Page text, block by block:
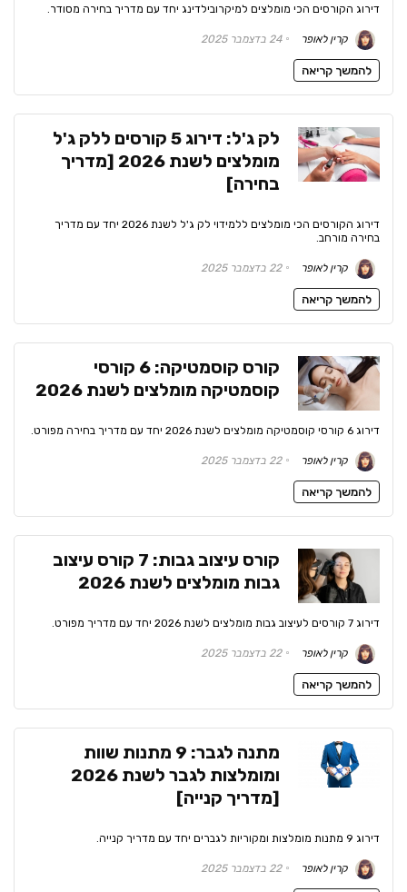
דירוג הקורסים הכי מומלצים למיקרובילדינג יחד עם מדריך בחירה מסודר.
קרין לאופר 24 בדצמבר 2025
להמשך קריאה
לק ג'ל: דירוג 5 קורסים ללק ג'ל
מומלצים לשנת 2026 [מדריך
בחירה]
דירוג הקורסים הכי מומלצים ללמידוי לק ג'ל לשנת 2026 יחד עם מדריך
בחירה מורחב.
קרין לאופר 22 בדצמבר 2025
להמשך קריאה
קורס קוסמטיקה: 6 קורסי
קוסמטיקה מומלצים לשנת 2026
דירוג 6 קורסי קוסמטיקה מומלצים לשנת 2026 יחד עם מדריך בחירה מפורט.
קרין לאופר 22 בדצמבר 2025
להמשך קריאה
קורס עיצוב גבות: 7 קורס עיצוב
גבות מומלצים לשנת 2026
דירוג 7 קורסים לעיצוב גבות מומלצים לשנת 2026 יחד עם מדריך מפורט.
קרין לאופר 22 בדצמבר 2025
להמשך קריאה
מתנה לגבר: 9 מתנות שוות
ומומלצות לגבר לשנת 2026
[מדריך קנייה]
דירוג 9 מתנות מומלצות ומקוריות לגברים יחד עם מדריך קנייה.
קרין לאופר 22 בדצמבר 2025